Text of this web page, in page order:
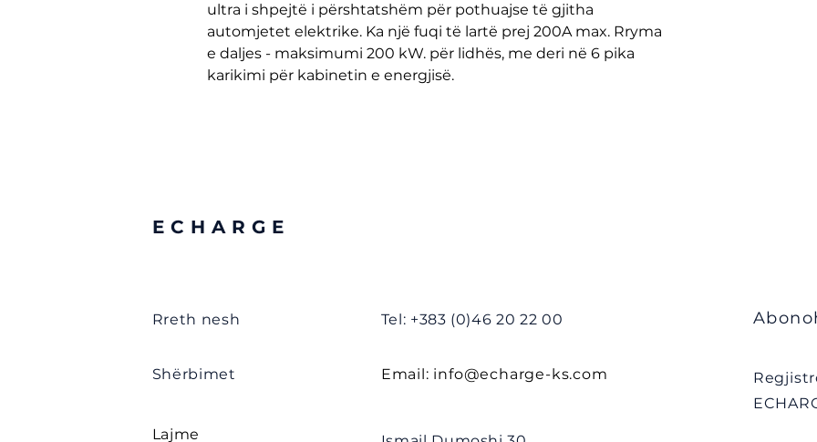
ultra i shpejtë i përshtatshëm për pothuajse të gjitha
automjetet elektrike. Ka një fuqi të lartë prej 200A max. Rryma
e daljes - maksimumi 200 kW. për lidhës, me deri në 6 pika
karikimi për kabinetin e energjisë.
ECHARGE
Rreth nesh
Shërbimet
Lajme
Tel: +383 (0)46 20 22 00
Email: info@echarge-ks.com